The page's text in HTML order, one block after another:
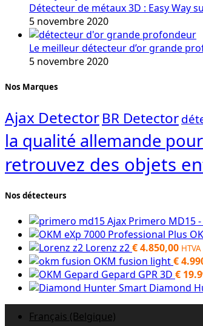
Détecteur de métaux 3D : Easy Way
5 novembre 2020
Le meilleur détecteur d’or grande
5 novembre 2020
Nos Marques
Ajax DetectorBR Detector
la qualité allemande
retrouvez des objets
Nos détecteurs
Ajax Primero MD15
Lorenz z2€4.850,00
OKM fusion light€
Gepard GPR 3D €
Diamond
Français (Belgique)